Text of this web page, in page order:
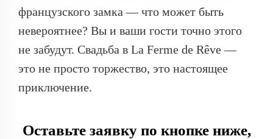
французского замка — что может быть
невероятнее? Вы и ваши гости точно этого
не забудут. Свадьба в La Ferme de Rêve —
это не просто торжество, это настоящее
приключение.
Оставьте заявку по кнопке ниже,